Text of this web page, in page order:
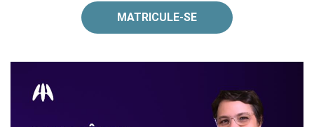
MATRICULE-SE